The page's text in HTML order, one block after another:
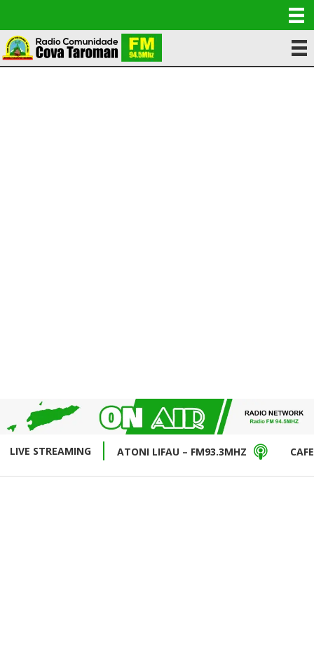
LIVE STREAMING ATONI LIFAU – FM93.3MHZ